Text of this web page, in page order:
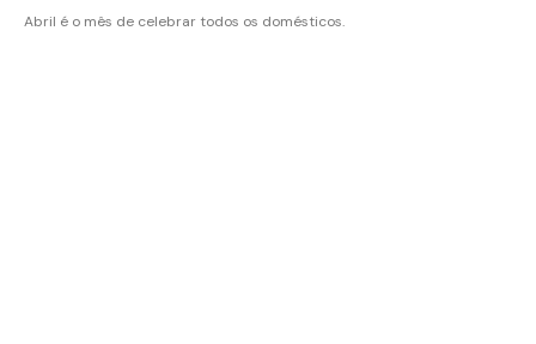
Abril é o mês de celebrar todos os domésticos.